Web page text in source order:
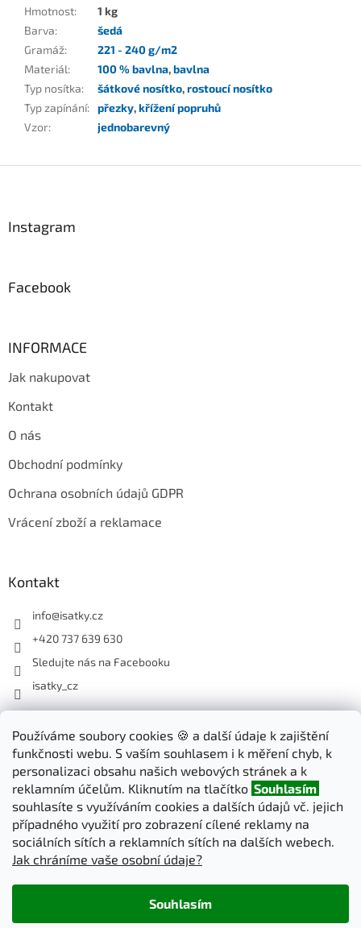
Používáme soubory cookies 🍪 a další údaje k zajištění
funkčnosti webu. S vaším souhlasem i k měření chyb, k
personalizaci obsahu našich webových stránek a k
reklamním účelům. Kliknutím na tlačítko Souhlasím
souhlasíte s využíváním cookies a dalších údajů vč. jejich
případného využití pro zobrazení cílené reklamy na
sociálních sítích a reklamních sítích na dalších webech.
Jak chráníme vaše osobní údaje?
Souhlasím
Hmotnost:
1 kg
Barva:
šedá
Gramáž:
221 - 240 g/m2
Materiál: 100 % bavlna,bavlna
Typ nosítka: šátkové nosítko,rostoucí nosítko
Typ zapínání: přezky,křížení popruhů
Vzor: jednobarevný
Instagram
Facebook
INFORMACE
Jak nakupovat
Kontakt
O nás
Obchodní podmínky
Ochrana osobních údajů GDPR
Vrácení zboží a reklamace
Kontakt
info@isatky.cz
+420 737 639 630
Sledujte nás na Facebooku
isatky_cz
Odebírat newsletter
Vložte svůj e-mail a my vám budeme zasílat informace o nových
produktech na našem e-shopu.
E-mail
PŘIHLÁSIT SE